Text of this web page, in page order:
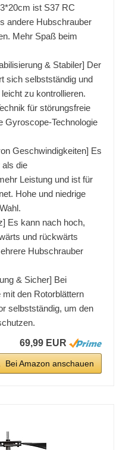
ist S37 RC
andere Hubschrauber
Mehr Spaß beim
& Stabiler] Der
sich selbstständig und
zu kontrollieren.
für störungsfreie
Gyroscope-Technologie
Geschwindigkeiten] Es
als die
Leistung und ist für
Hohe und niedrige
Es kann nach hoch,
und rückwärts
Hubschrauber
& Sicher] Bei
mit den Rotorblättern
selbstständig, um den
69,99 EUR
Bei Amazon anschauen